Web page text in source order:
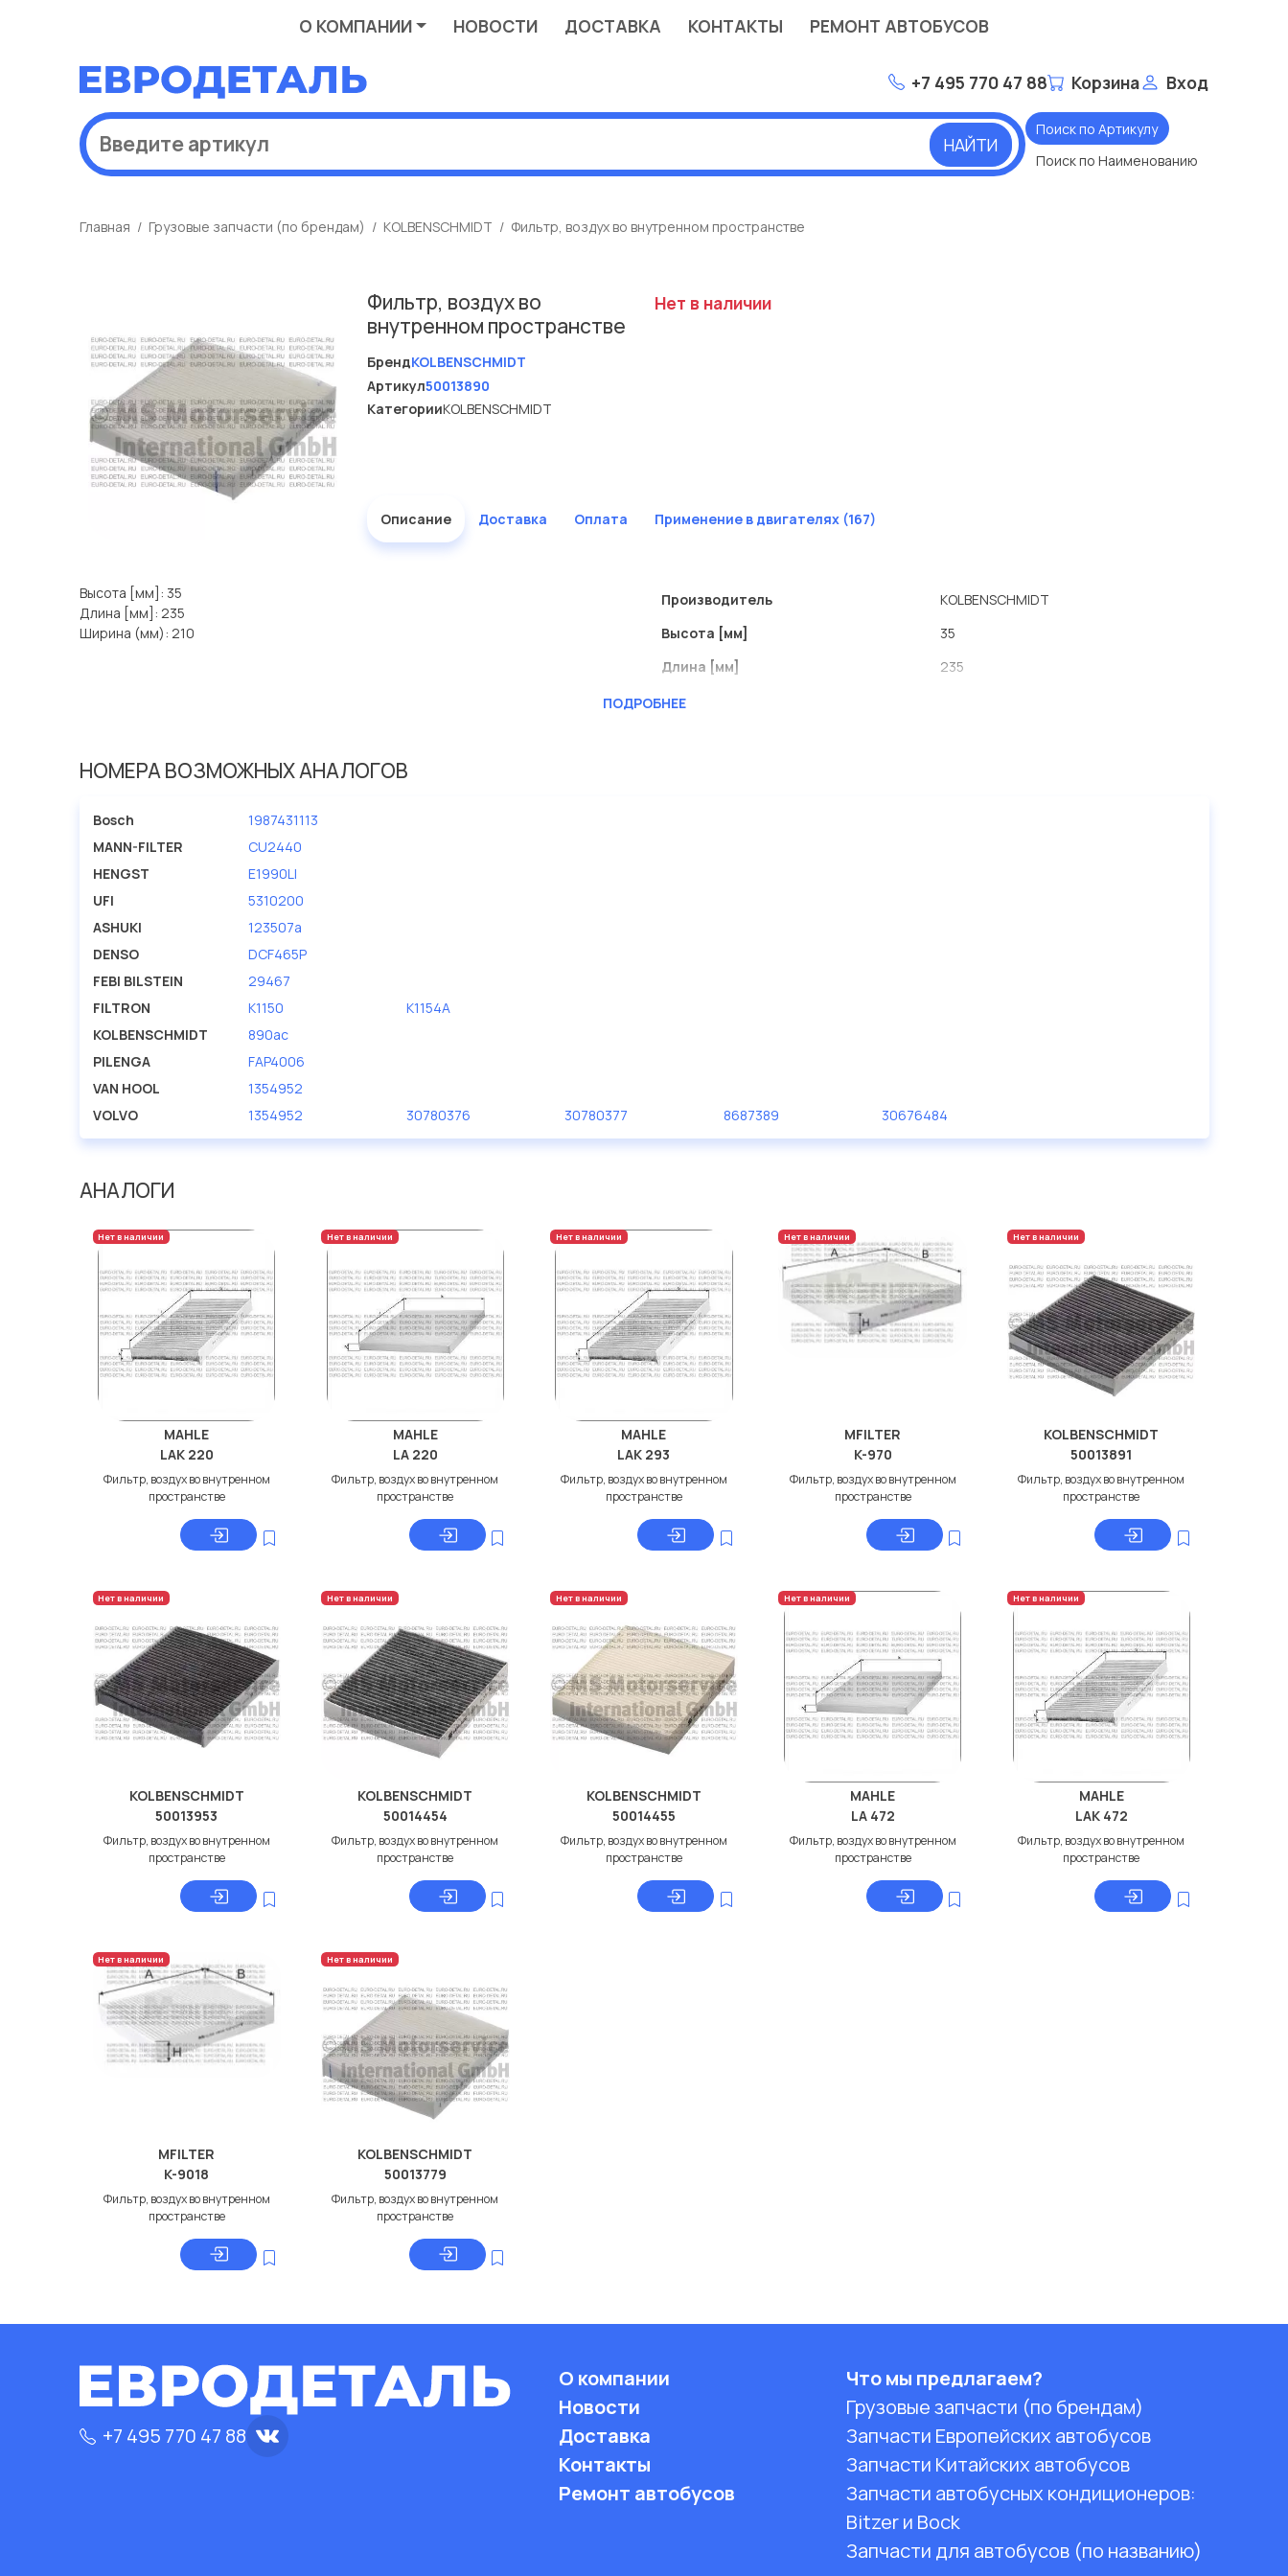
О КОМПАНИИ НОВОСТИ ДОСТАВКА КОНТАКТЫ РЕМОНТ АВТОБУСОВ
+7 495 770 47 88 Корзина Вход
НАЙТИ
Поиск по Артикулу
Поиск по Наименованию
Главная Грузовые запчасти (по брендам) KOLBENSCHMIDT Фильтр, воздух во внутренном пространстве
Фильтр, воздух во
внутренном пространстве
БрендKOLBENSCHMIDT
Артикул50013890
КатегорииKOLBENSCHMIDT
Нет в наличии
Описание Доставка Оплата Применение в двигателях (167)
Высота [мм]: 35
Длина [мм]: 235
Ширина (мм): 210
Производитель
KOLBENSCHMIDT
Высота [мм]
35
Длина [мм]
235
Ширина (мм)
ПОДРОБНЕЕ
НОМЕРА ВОЗМОЖНЫХ АНАЛОГОВ
Bosch
1987431113
MANN-FILTER
CU2440
HENGST
E1990LI
UFI
5310200
ASHUKI
123507a
DENSO
DCF465P
FEBI BILSTEIN
29467
FILTRON
K1150
K1154A
KOLBENSCHMIDT
890ac
PILENGA
FAP4006
VAN HOOL
1354952
VOLVO
1354952 30780376 30780377 8687389 30676484
АНАЛОГИ
Нет в наличии
MAHLE
LAK 220
Фильтр, воздух во внутренном
пространстве
Нет в наличии
MAHLE
LA 220
Фильтр, воздух во внутренном
пространстве
Нет в наличии
MAHLE
LAK 293
Фильтр, воздух во внутренном
пространстве
Нет в наличии
MFILTER
K-970
Фильтр, воздух во внутренном
пространстве
Нет в наличии
KOLBENSCHMIDT
50013891
Фильтр, воздух во внутренном
пространстве
Нет в наличии
KOLBENSCHMIDT
50013953
Фильтр, воздух во внутренном
пространстве
Нет в наличии
KOLBENSCHMIDT
50014454
Фильтр, воздух во внутренном
пространстве
Нет в наличии
KOLBENSCHMIDT
50014455
Фильтр, воздух во внутренном
пространстве
Нет в наличии
MAHLE
LA 472
Фильтр, воздух во внутренном
пространстве
Нет в наличии
MAHLE
LAK 472
Фильтр, воздух во внутренном
пространстве
Нет в наличии
MFILTER
K-9018
Фильтр, воздух во внутренном
пространстве
Нет в наличии
KOLBENSCHMIDT
50013779
Фильтр, воздух во внутренном
пространстве
+7 495 770 47 88
О компании
Новости
Доставка
Контакты
Ремонт автобусов
Что мы предлагаем?
Грузовые запчасти (по брендам)
Запчасти Европейских автобусов
Запчасти Китайских автобусов
Запчасти автобусных кондиционеров:
Bitzer и Bock
Запчасти для автобусов (по названию)